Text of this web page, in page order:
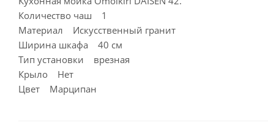
Количество чаш 1
Материал Искусственный гранит
Ширина шкафа 40 см
Тип установки врезная
Крыло Нет
Цвет Марципан